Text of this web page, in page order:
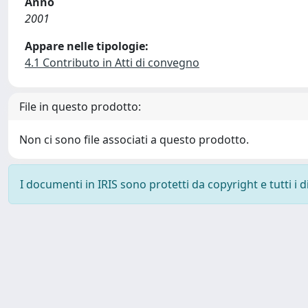
2001
Appare nelle tipologie:
4.1 Contributo in Atti di convegno
File in questo prodotto:
Non ci sono file associati a questo prodotto.
I documenti in IRIS sono protetti da copyright e tutti i